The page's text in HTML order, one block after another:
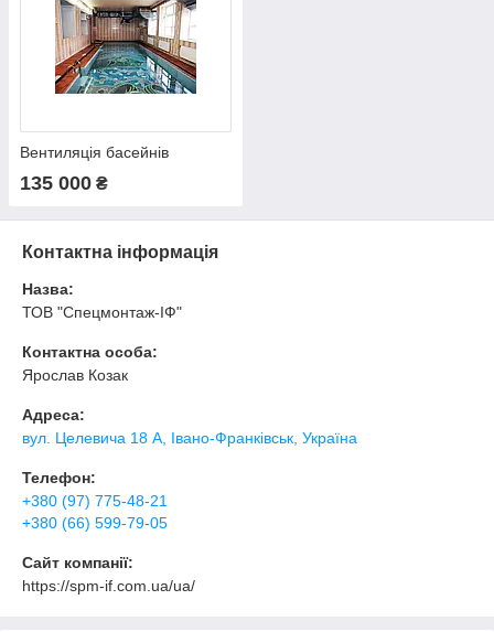
Вентиляція басейнів
135 000 ₴
Контактна інформація
Назва:
ТОВ "Спецмонтаж-ІФ"
Контактна особа:
Ярослав Козак
Адреса:
вул. Целевича 18 А, Івано-Франківськ, Україна
Телефон:
+380 (97) 775-48-21
+380 (66) 599-79-05
Сайт компанії:
https://spm-if.com.ua/ua/